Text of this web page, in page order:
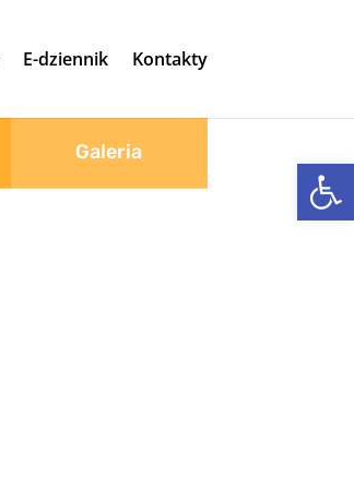
E-dziennik Kontakty
Galeria